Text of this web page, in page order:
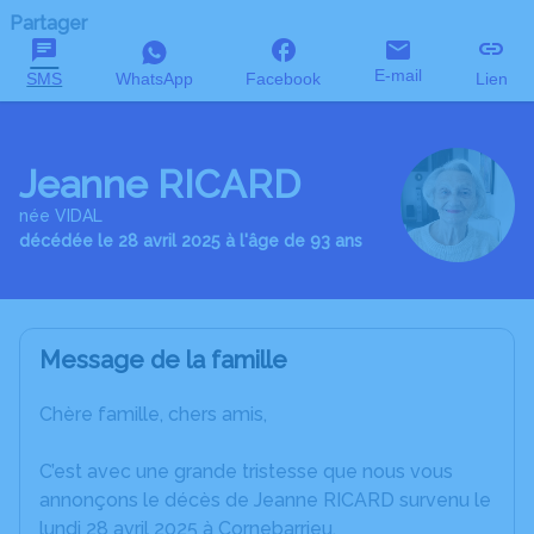
Partager
SMS WhatsApp Facebook E-mail Lien
Jeanne RICARD
née VIDAL
décédée le 28 avril 2025 à l'âge de 93 ans
Message de la famille
Chère famille, chers amis,
C’est avec une grande tristesse que nous vous
annonçons le décès de Jeanne RICARD survenu le
lundi 28 avril 2025 à Cornebarrieu.